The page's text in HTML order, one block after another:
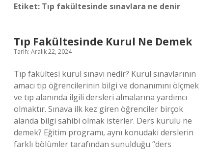
Etiket: Tıp fakültesinde sınavlara ne denir
Tıp Fakültesinde Kurul Ne Demek
Tarih: Aralık 22, 2024
Tıp fakültesi kurul sınavı nedir? Kurul sınavlarının
amacı tıp öğrencilerinin bilgi ve donanımını ölçmek
ve tıp alanında ilgili dersleri almalarına yardımcı
olmaktır. Sınava ilk kez giren öğrenciler birçok
alanda bilgi sahibi olmak isterler. Ders kurulu ne
demek? Eğitim programı, aynı konudaki derslerin
farklı bölümler tarafından sunulduğu “ders